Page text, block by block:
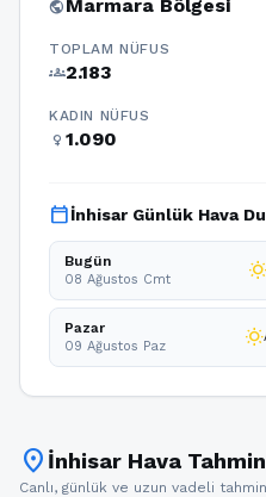
publicMarmara Bölgesi
TOPLAM NÜFUS
groups2.183
KADIN NÜFUS
female 1.090
calendar_todayİnhisar Günlük Hava
Bugün
08 Ağustos Cmt wb_sunny
Pazar
09 Ağustos Paz wb_sunny
location_on İnhisar Hava
Canlı, günlük ve uzun vadeli